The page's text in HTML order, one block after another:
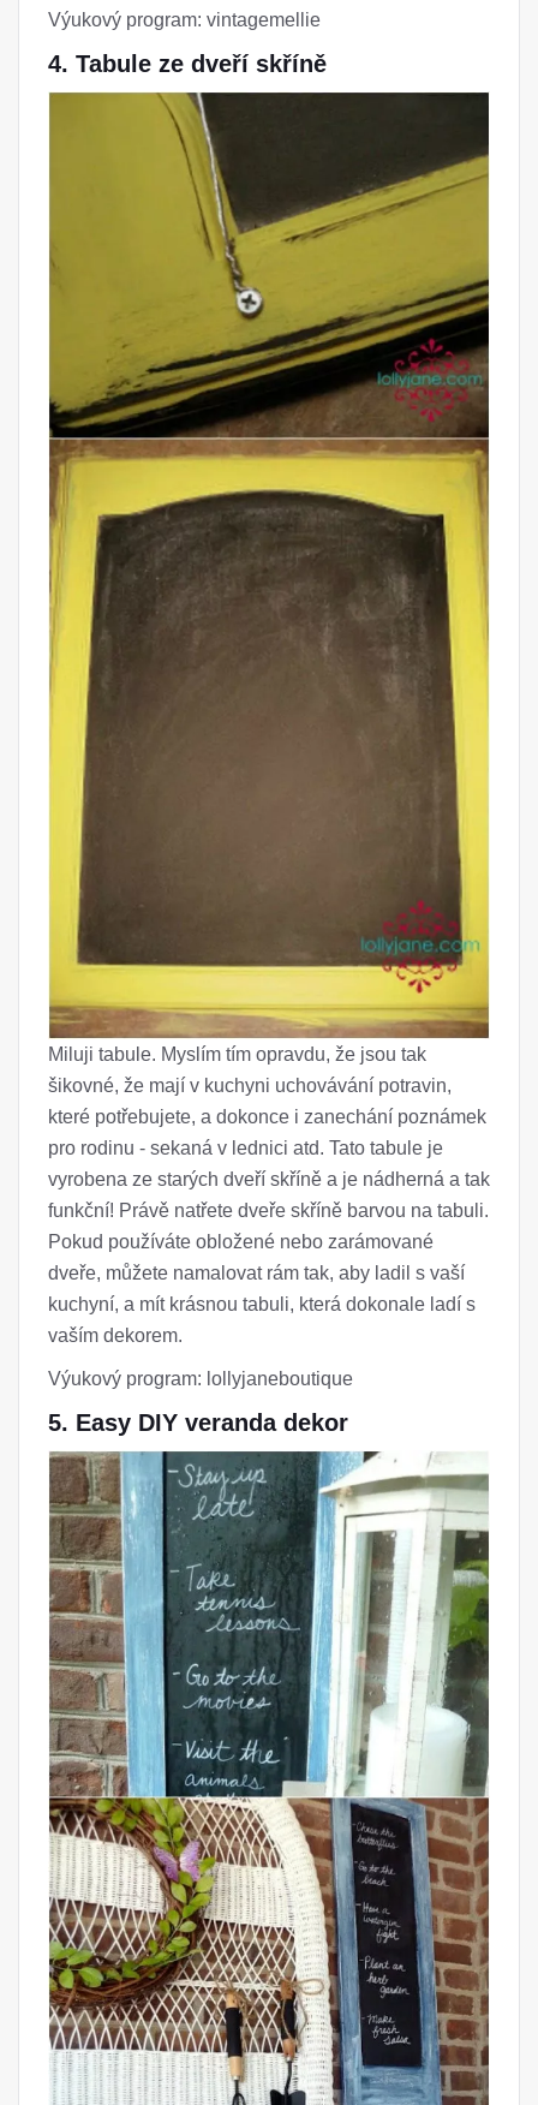
Výukový program: vintagemellie
4. Tabule ze dveří skříně
Miluji tabule. Myslím tím opravdu, že jsou tak
šikovné, že mají v kuchyni uchovávání potravin,
které potřebujete, a dokonce i zanechání poznámek
pro rodinu - sekaná v lednici atd. Tato tabule je
vyrobena ze starých dveří skříně a je nádherná a tak
funkční! Právě natřete dveře skříně barvou na tabuli.
Pokud používáte obložené nebo zarámované
dveře, můžete namalovat rám tak, aby ladil s vaší
kuchyní, a mít krásnou tabuli, která dokonale ladí s
vaším dekorem.
Výukový program: lollyjaneboutique
5. Easy DIY veranda dekor